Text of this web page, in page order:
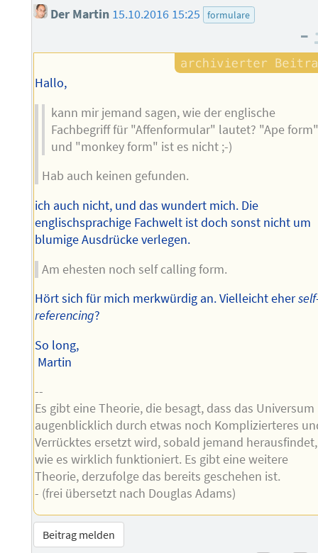
Der Martin 15.10.2016 15:25 formulare
–
Hallo,
kann mir jemand sagen, wie der englische
Fachbegriff für "Affenformular" lautet? "Ape
und "monkey form" ist es nicht ;-)
Hab auch keinen gefunden.
ich auch nicht, und das wundert mich. Die
englischsprachige Fachwelt ist doch sonst nicht um
blumige Ausdrücke verlegen.
Am ehesten noch self calling form.
Hört sich für mich merkwürdig an. Vielleicht eher
referencing?
So long,
Martin
--
Es gibt eine Theorie, die besagt, dass das Universum
augenblicklich durch etwas noch Komplizierteres
Verrücktes ersetzt wird, sobald jemand herausfindet,
wie es wirklich funktioniert. Es gibt eine weitere
Theorie, derzufolge das bereits geschehen ist.
- (frei übersetzt nach Douglas Adams)
Beitrag melden